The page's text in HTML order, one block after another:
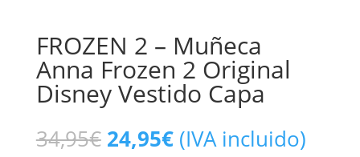
FROZEN 2 – Muñeca
Anna Frozen 2 Original
Disney Vestido Capa
34,95€ 24,95€ (IVA incluido)